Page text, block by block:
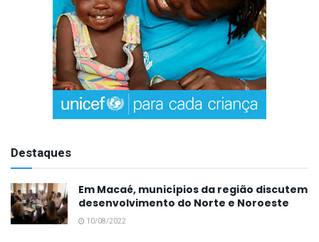
Destaques
Em Macaé, municípios da região discutem
desenvolvimento do Norte e Noroeste
10/08/2022